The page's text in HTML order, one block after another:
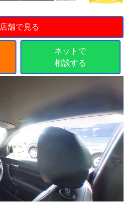
店舗で見る
ネットで
相談する